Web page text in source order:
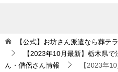
【公式】お坊さん派遣なら葬テ
【2023年10月最新】栃木県
ん・僧侶さん情報
【2023年